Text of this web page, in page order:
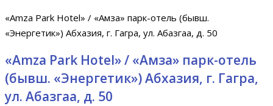
«Amza Park Hotel» / «Амза» парк-отель (бывш.
«Энергетик») Абхазия, г. Гагра, ул. Абазгаа, д. 50
«Amza Park Hotel» / «Амза» парк-отель
(бывш. «Энергетик») Абхазия, г. Гагра,
ул. Абазгаа, д. 50